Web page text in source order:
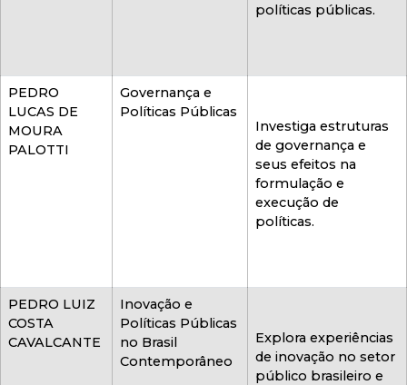
políticas públicas.
PEDRO
LUCAS DE
MOURA
PALOTTI
Governança e
Políticas Públicas
Investiga estruturas
de governança e
seus efeitos na
formulação e
execução de
políticas.
PEDRO LUIZ
COSTA
CAVALCANTE
Inovação e
Políticas Públicas
no Brasil
Contemporâneo
Explora experiências
de inovação no setor
público brasileiro e